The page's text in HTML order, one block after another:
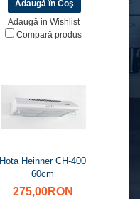
Adaugă in Wishlist
Compară produs
Hota Heinner CH-400
60cm
275,00RON